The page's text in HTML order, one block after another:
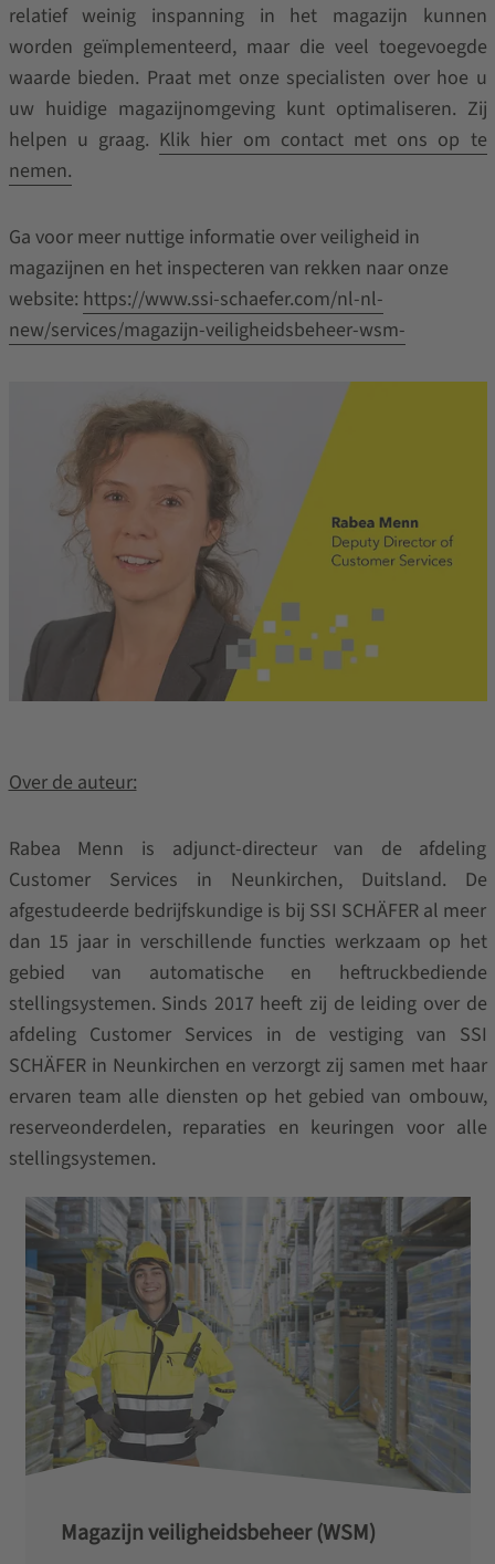
relatief weinig inspanning in het magazijn kunnen
worden geïmplementeerd, maar die veel toegevoegde
waarde bieden. Praat met onze specialisten over hoe u
uw huidige magazijnomgeving kunt optimaliseren. Zij
helpen u graag. Klik hier om contact met ons op te
nemen.
Ga voor meer nuttige informatie over veiligheid in
magazijnen en het inspecteren van rekken naar onze
website: https://www.ssi-schaefer.com/nl-nl-
new/services/magazijn-veiligheidsbeheer-wsm-
Over de auteur:
Rabea Menn is adjunct-directeur van de afdeling
Customer Services in Neunkirchen, Duitsland. De
afgestudeerde bedrijfskundige is bij SSI SCHÄFER al meer
dan 15 jaar in verschillende functies werkzaam op het
gebied van automatische en heftruckbediende
stellingsystemen. Sinds 2017 heeft zij de leiding over de
afdeling Customer Services in de vestiging van SSI
SCHÄFER in Neunkirchen en verzorgt zij samen met haar
ervaren team alle diensten op het gebied van ombouw,
reserveonderdelen, reparaties en keuringen voor alle
stellingsystemen.
Magazijn veiligheidsbeheer (WSM)